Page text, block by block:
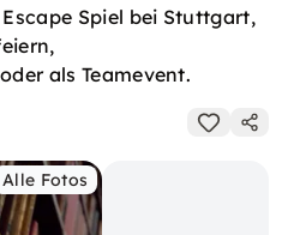
Spiel bei Stuttgart,
als Teamevent.
Alle Fotos